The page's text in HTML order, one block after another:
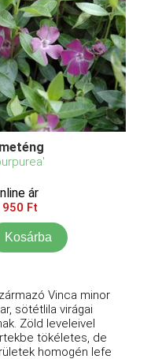
ár
950 Ft
Kosárba
Vinca minor
sötétlila virágai
Zöld leveleivel
tökéletes, de
homogén lefe